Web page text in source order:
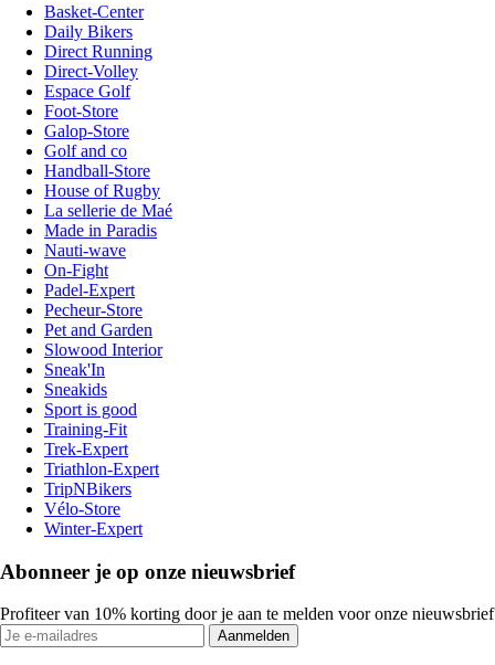
Basket-Center
Daily Bikers
Direct Running
Direct-Volley
Espace Golf
Foot-Store
Galop-Store
Golf and co
Handball-Store
House of Rugby
La sellerie de Maé
Made in Paradis
Nauti-wave
On-Fight
Padel-Expert
Pecheur-Store
Pet and Garden
Slowood Interior
Sneak'In
Sneakids
Sport is good
Training-Fit
Trek-Expert
Triathlon-Expert
TripNBikers
Vélo-Store
Winter-Expert
Abonneer je op onze nieuwsbrief
Profiteer van 10% korting door je aan te melden voor onze nieuwsbrief
Aanmelden